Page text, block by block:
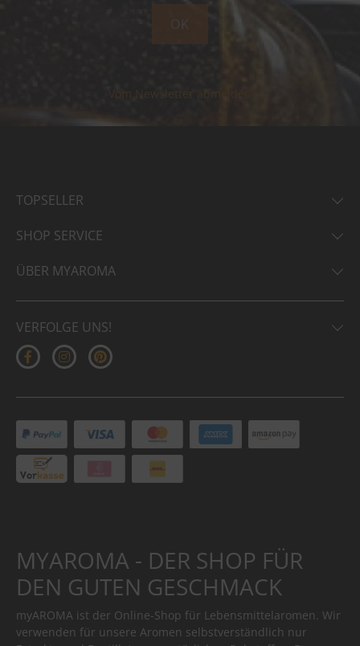
OK
Vom Newsletter abmelden
TOPSELLER
SHOP SERVICE
ÜBER MYAROMA
VERFOLGE UNS!
MYAROMA - DER SHOP FÜR
DEN GUTEN GESCHMACK
myAROMA ist der Online-Shop für Lebensmittelaromen. Wir
verwenden für unsere Aromen selbstverständlich nur